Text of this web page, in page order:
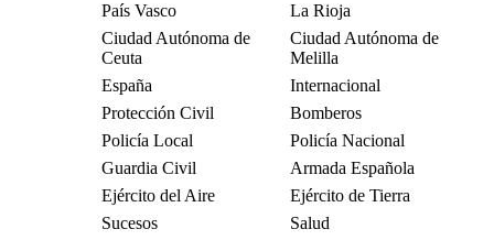
País Vasco
La Rioja
Ciudad Autónoma de
Ceuta
Ciudad Autónoma de
Melilla
España
Internacional
Protección Civil
Bomberos
Policía Local
Policía Nacional
Guardia Civil
Armada Española
Ejército del Aire
Ejército de Tierra
Sucesos
Salud